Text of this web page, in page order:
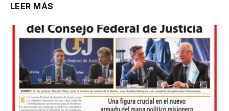
LEER MÁS